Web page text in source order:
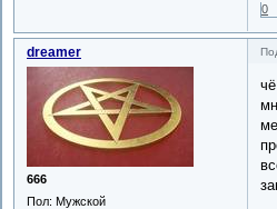
0
dreamer
666
Пол: Мужской